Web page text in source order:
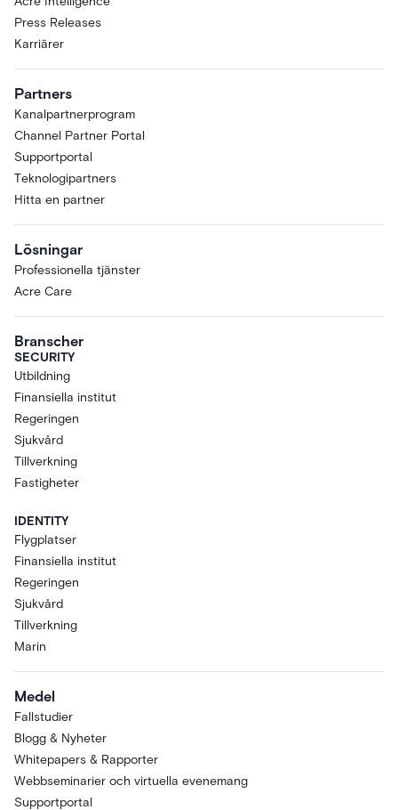
Press Releases
Karriärer
Partners
Kanalpartnerprogram
Channel Partner Portal
Supportportal
Teknologipartners
Hitta en partner
Lösningar
Professionella tjänster
Acre Care
Branscher
SECURITY
Utbildning
Finansiella institut
Regeringen
Sjukvård
Tillverkning
Fastigheter
IDENTITY
Flygplatser
Finansiella institut
Regeringen
Sjukvård
Tillverkning
Marin
Medel
Fallstudier
Blogg & Nyheter
Whitepapers & Rapporter
Webbseminarier och virtuella evenemang
Supportportal